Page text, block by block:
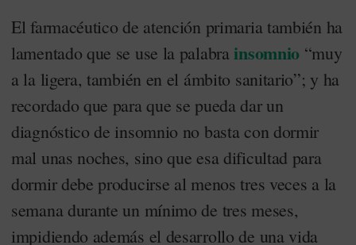
El farmacéutico de atención primaria también ha
lamentado que se use la palabrainsomnio “muy
a la ligera, también en el ámbito sanitario”; y ha
recordado que para que se pueda dar un
diagnóstico de insomnio no basta con dormir
mal unas noches, sino que esa dificultad para
dormir debe producirse al menos tres veces a la
semana durante un mínimo de tres meses,
impidiendo además el desarrollo de una vida